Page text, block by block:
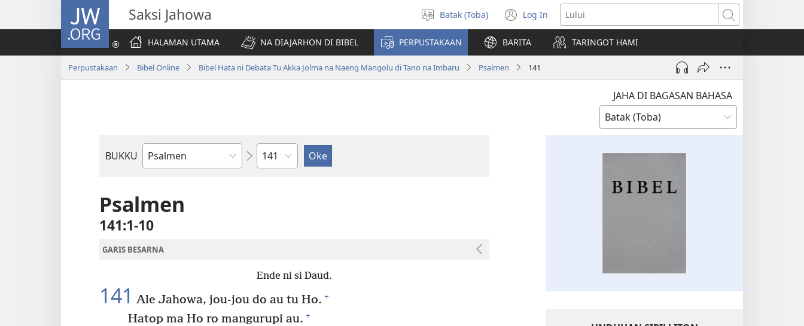
JW.ORG Saksi Jahowa
Pillit
Hata
Batak (Toba) Log In
(opens
new
window)
Lului
HALAMAN UTAMA
NA DIAJARHON DI BIBEL PERPUSTAKAAN BARITA TARINGOT HAMI
Perpustakaan Bibel Online Bibel Hata ni Debata Tu Akka Jolma na Naeng Mangolu di Tano na Imbaru Psalmen 141
JAHA DI BAGASAN BAHASA
BUKKU
Bukku
Bindu
Psalmen
141:1-10
GARIS BESARNA
Ende ni si Daud.
141 Ale Jahowa, jou-jou do au tu Ho. +
Hatop ma Ho ro mangurupi au. +